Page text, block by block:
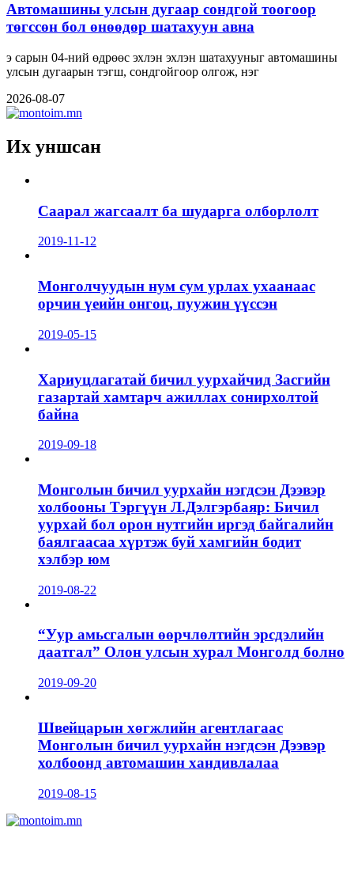
Автомашины улсын дугаар сондгой тоогоор
төгссөн бол өнөөдөр шатахуун авна
э сарын 04-ний өдрөөс эхлэн эхлэн шатахууныг автомашины
улсын дугаарын тэгш, сондгойгоор олгож, нэг
2026-08-07
Их уншсан
Саарал жагсаалт ба шударга олборлолт
2019-11-12
Монголчуудын нум сум урлах ухаанаас
орчин үеийн онгоц, пуужин үүссэн
2019-05-15
Хариуцлагатай бичил уурхайчид Засгийн
газартай хамтарч ажиллах сонирхолтой
байна
2019-09-18
Монголын бичил уурхайн нэгдсэн Дээвэр
холбооны Тэргүүн Л.Дэлгэрбаяр: Бичил
уурхай бол орон нутгийн иргэд байгалийн
баялгаасаа хүртэж буй хамгийн бодит
хэлбэр юм
2019-08-22
“Уур амьсгалын өөрчлөлтийн эрсдэлийн
даатгал” Олон улсын хурал Монголд болно
2019-09-20
Швейцарын хөгжлийн агентлагаас
Монголын бичил уурхайн нэгдсэн Дээвэр
холбоонд автомашин хандивлалаа
2019-08-15